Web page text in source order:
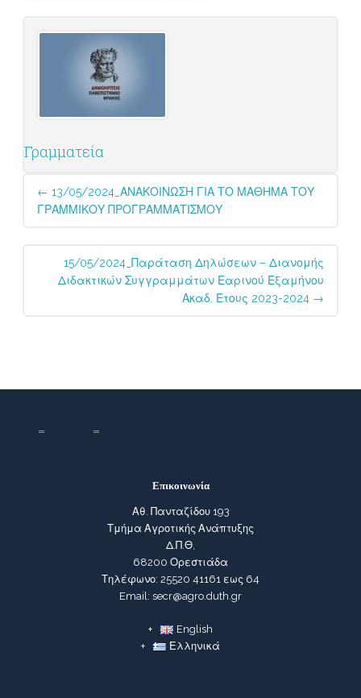
Γραμματεία
Post
navigation
← 13/05/2024_ΑΝΑΚΟΙΝΩΣΗ ΓΙΑ ΤΟ ΜΑΘΗΜΑ ΤΟΥ
ΓΡΑΜΜΙΚΟΥ ΠΡΟΓΡΑΜΜΑΤΙΣΜΟΥ
15/05/2024_Παράταση Δηλώσεων – Διανομής
Διδακτικών Συγγραμμάτων Εαρινού Εξαμήνου
Ακαδ. Έτους 2023-2024 →
Επικοινωνία
Αθ. Πανταζίδου 193
Τμήμα Αγροτικής Ανάπτυξης
Δ.Π.Θ,
68200 Ορεστιάδα
Τηλέφωνο: 25520 41161 εως 64
Email: secr@agro.duth.gr
English
Ελληνικά